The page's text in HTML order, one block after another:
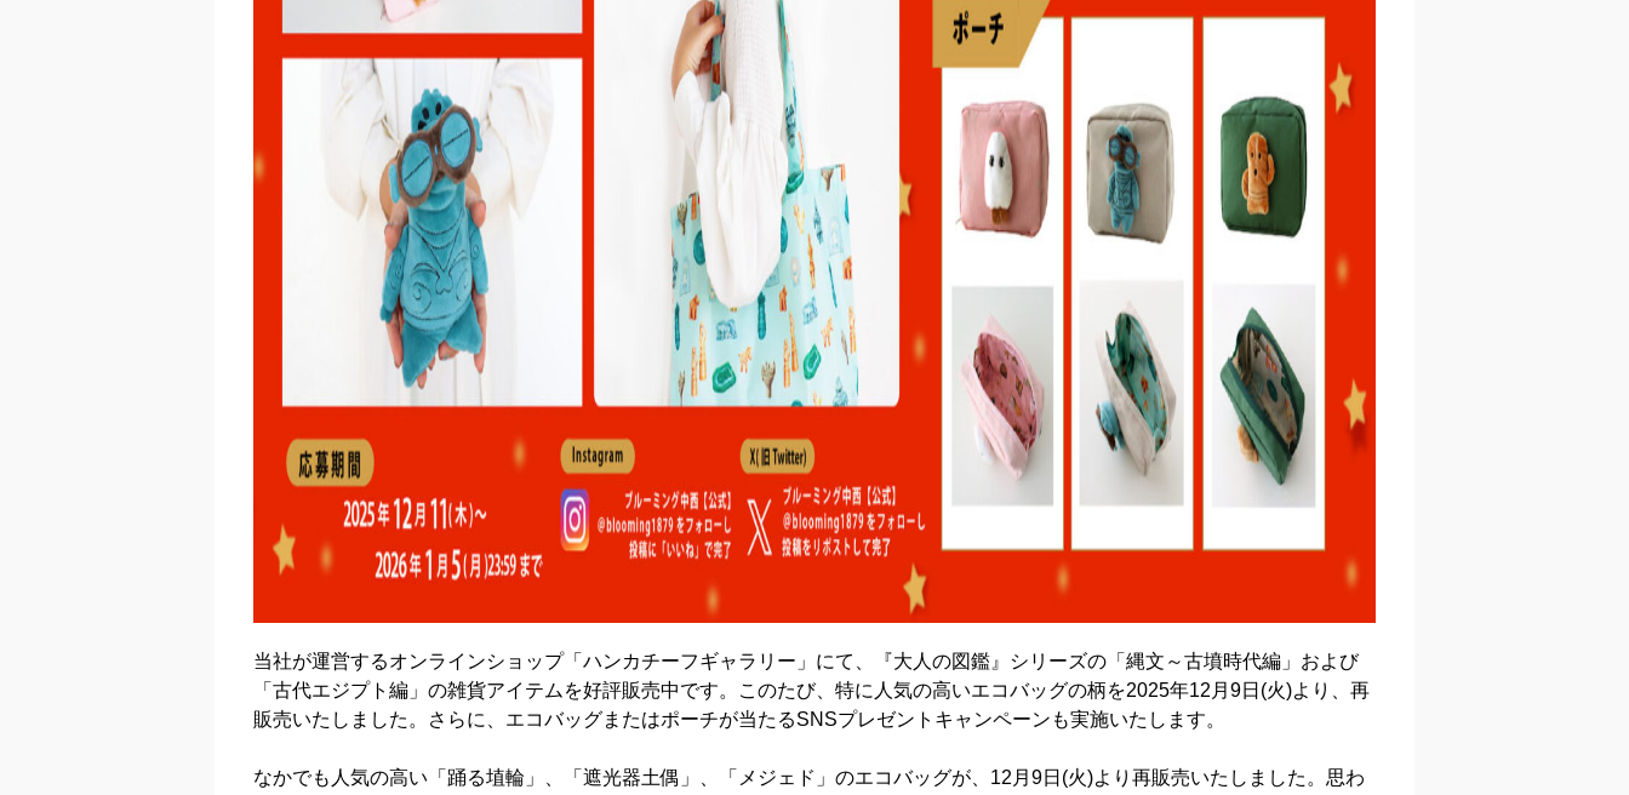
当社が運営するオンラインショップ「ハンカチーフギャラリー」にて、『大人の図鑑』シリーズの「縄文～古墳時代編」および
「古代エジプト編」の雑貨アイテムを好評販売中です。このたび、特に人気の高いエコバッグの柄を2025年12月9日(火)より、再
販売いたしました。さらに、エコバッグまたはポーチが当たるSNSプレゼントキャンペーンも実施いたします。
なかでも人気の高い「踊る埴輪」、「遮光器土偶」、「メジェド」のエコバッグが、12月9日(火)より再販売いたしました。思わ